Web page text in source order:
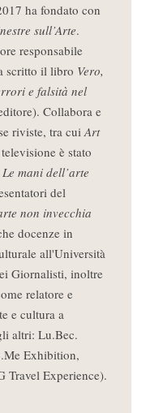
ha fondato con
sull’Arte.
responsabile
scritto il libro Vero,
e falsità nel
Collabora e
riviste, tra cui Art
è stato
Le mani dell’arte
del
non invecchia
docenze in
all'Università
Giornalisti, inoltre
relatore e
e cultura a
altri: Lu.Bec.
Exhibition,
Travel Experience).